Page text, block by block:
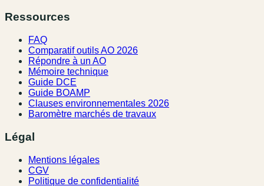
Ressources
FAQ
Comparatif outils AO 2026
Répondre à un AO
Mémoire technique
Guide DCE
Guide BOAMP
Clauses environnementales 2026
Baromètre marchés de travaux
Légal
Mentions légales
CGV
Politique de confidentialité